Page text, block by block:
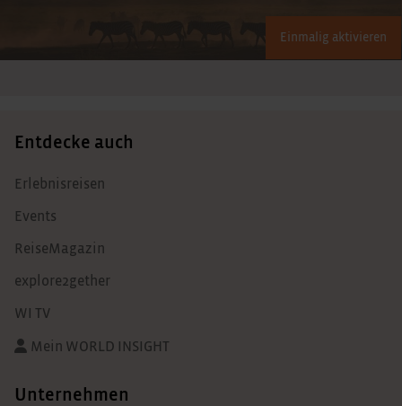
Einmalig aktivieren
Entdecke auch
Erlebnisreisen
Events
ReiseMagazin
explore2gether
WI TV
Mein WORLD INSIGHT
Unternehmen